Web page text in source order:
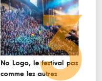
No Logo, le festival pas
comme les autres3